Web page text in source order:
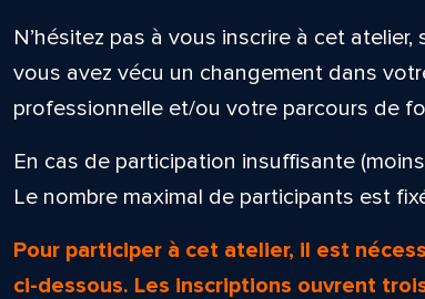
N’hésitez pas à vous inscrire à cet
vous avez vécu un changement dans
professionnelle et/ou votre parcours de
En cas de participation insuffisante
Le nombre maximal de participants est
Pour participer à cet atelier, il est
ci-dessous. Les inscriptions ouvrent